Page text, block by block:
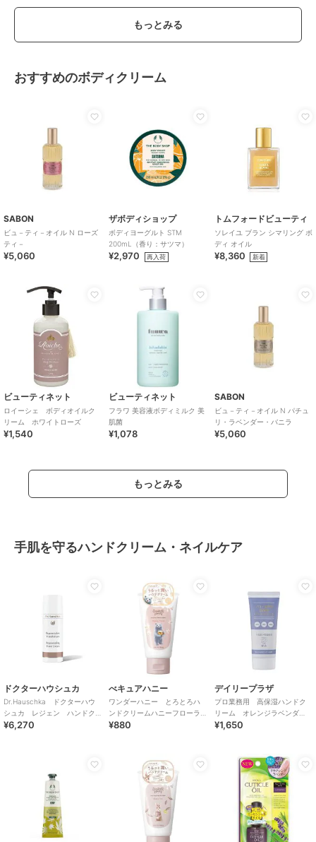
もっとみる
おすすめのボディクリーム
SABON
ビュ－ティ－オイル N ローズ
ティ－
¥5,060
ザボディショップ
ボディヨーグルト STM
200mL（香り：サツマ）
¥2,970 再入荷
トムフォードビューティ
ソレイユ ブラン シマリング ボ
ディ オイル
¥8,360 新着
ビューティネット
ロイーシェ ボディオイルク
リーム ホワイトローズ
¥1,540
ビューティネット
フラワ 美容液ボディミルク 美
肌菌
¥1,078
SABON
ビュ－ティ－オイル N パチュ
リ・ラベンダー・バニラ
¥5,060
もっとみる
手肌を守るハンドクリーム・ネイルケア
ドクターハウシュカ
Dr.Hauschka ドクターハウ
シュカ レジェン ハンドク
リーム
¥6,270
べキュアハニー
ワンダーハニー とろとろハ
ンドクリームハニーフローラ
ル
¥880
デイリープラザ
プロ業務用 高保湿ハンドク
リーム オレンジラベンダ
ー ６０g
¥1,650